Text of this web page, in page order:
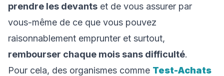
prendre les devants et de vous assurer par
vous-même de ce que vous pouvez
raisonnablement emprunter et surtout,
rembourser chaque mois sans difficulté.
Pour cela, des organismes comme Test-Achats